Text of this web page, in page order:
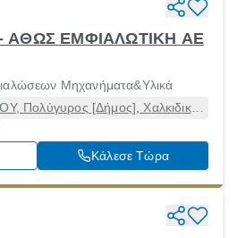
ΑΘΩΣ ΕΜΦΙΑΛΩΤΙΚΗ ΑΕ
Μηχανήματα&Υλικά
Πολύγυρος [Δήμος], Χαλκιδική,
Κάλεσε Τώρα